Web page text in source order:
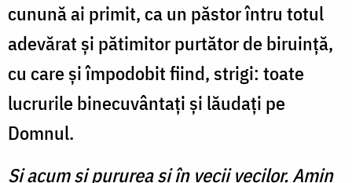
cunună ai primit, ca un păstor întru totul
adevărat şi pătimitor purtător de biruinţă,
cu care şi împodobit fiind, strigi: toate
lucrurile binecuvântaţi şi lăudaţi pe
Domnul.
Şi acum şi pururea şi în vecii vecilor. Amin